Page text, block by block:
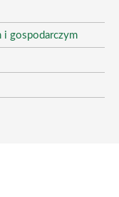
i gospodarczym